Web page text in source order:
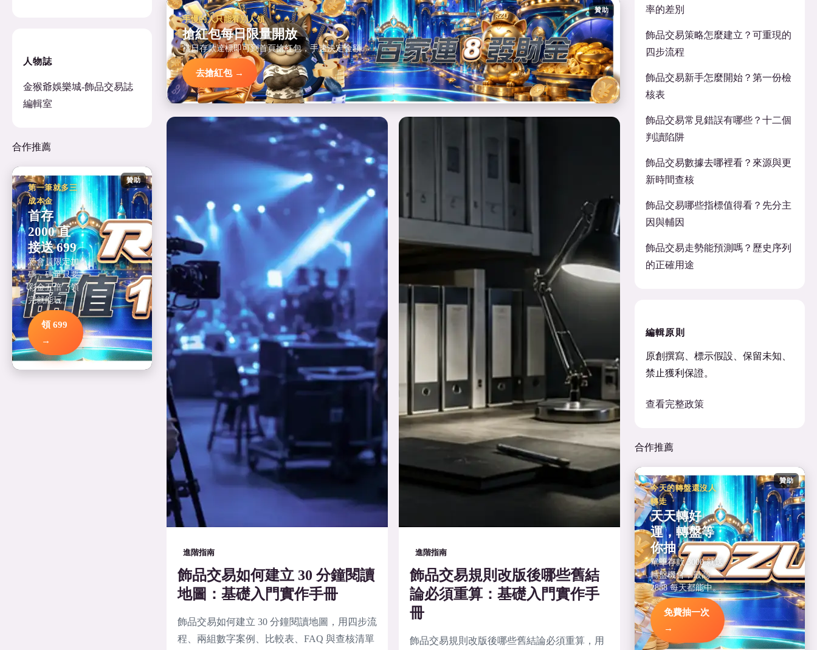
人物誌
金猴爺娛樂城-飾品交易誌
編輯室
合作推薦
贊助
第一筆就多三
成本金
首存
2000 直
接送 699
新會員限定加
碼，碼量只要
彩金五倍，領
完就能玩。
領 699
→
贊助
手慢的人只能看別人領
搶紅包每日限量開放
當日存款達標即可到首頁搶紅包，手速決定金額。
去搶紅包 →
進階指南
飾品交易如何建立 30 分鐘閱讀
地圖：基礎入門實作手冊
飾品交易如何建立 30 分鐘閱讀地圖，用四步流
程、兩組數字案例、比較表、FAQ 與查核清單
進階指南
飾品交易規則改版後哪些舊結
論必須重算：基礎入門實作手
冊
飾品交易規則改版後哪些舊結論必須重算，用
率的差別
飾品交易策略怎麼建立？可重現的
四步流程
飾品交易新手怎麼開始？第一份檢
核表
飾品交易常見錯誤有哪些？十二個
判讀陷阱
飾品交易數據去哪裡看？來源與更
新時間查核
飾品交易哪些指標值得看？先分主
因與輔因
飾品交易走勢能預測嗎？歷史序列
的正確用途
編輯原則
原創撰寫、標示假設、保留未知、
禁止獲利保證。
查看完整政策
合作推薦
贊助
今天的轉盤還沒人
轉走
天天轉好
運，轉盤等
你抽
單筆存款 3000 就送
轉盤機會，最高
2888 每天都能中。
免費抽一次
→